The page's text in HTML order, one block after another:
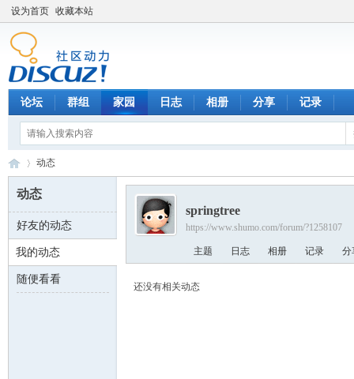
设为首页 收藏本站
论坛 群组 家园 日志 相册 分享 记录
数 ›
动态
动态
好友的动态
我的动态
随便看看
springtree
https://www.shumo.com/forum/?1258107
主题 日志 相册 记录 分
还没有相关动态